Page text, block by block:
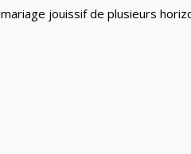
mariage jouissif de plusieurs